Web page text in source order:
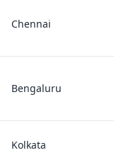
Chennai
Bengaluru
Kolkata